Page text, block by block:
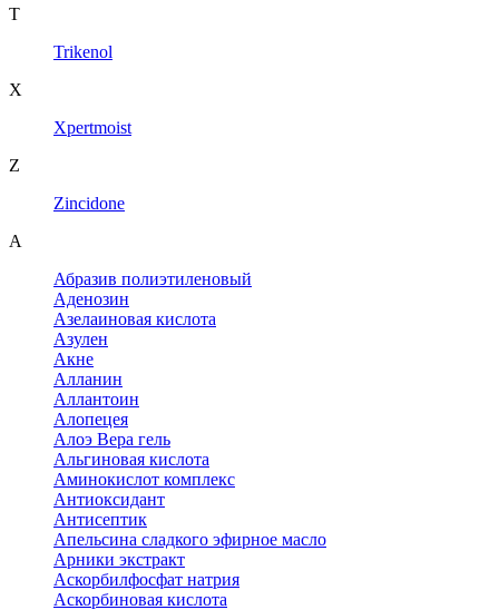
T
Trikenol
X
Xpertmoist
Z
Zincidone
А
Абразив полиэтиленовый
Аденозин
Азелаиновая кислота
Азулен
Акне
Алланин
Аллантоин
Алопецея
Алоэ Вера гель
Альгиновая кислота
Аминокислот комплекс
Антиоксидант
Антисептик
Апельсина сладкого эфирное масло
Арники экстракт
Аскорбилфосфат натрия
Аскорбиновая кислота